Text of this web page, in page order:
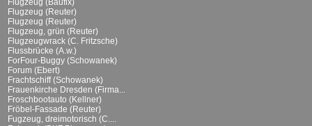
Flugzeug (Baufix)
Flugzeug (Reuter)
Flugzeug (Reuter)
Flugzeug, grün (Reuter)
Flugzeugwrack (C. Fritzsche)
Flussbrücke (A.w.)
ForFour-Buggy (Schowanek)
Forum (Ebert)
Frachtschiff (Schowanek)
Frauenkirche Dresden (Firma...
Froschbootauto (Kellner)
Fröbel-Fassade (Reuter)
Fugzeug, dreimotorisch (C....